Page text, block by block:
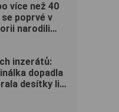
více než 40
poprvé v
narodili
inzerátů:
dopadla
desítky lidí